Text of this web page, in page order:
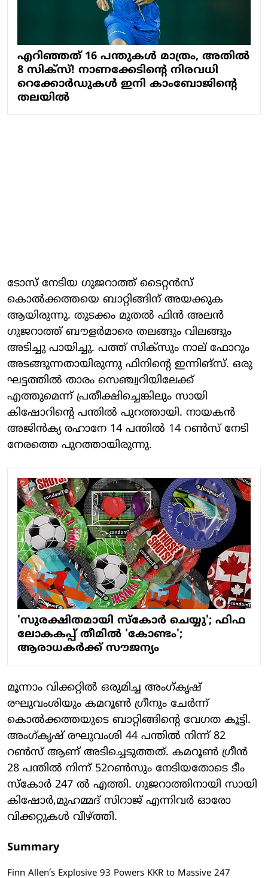
എറിഞ്ഞത് 16 പന്തുകൾ മാത്രം, അതിൽ
8 സിക്സ്! നാണക്കേടിന്റെ നിരവധി
റെക്കോർഡുകൾ ഇനി കാംബോജിന്റെ
തലയിൽ
ടോസ് നേടിയ ഗുജറാത്ത് ടൈറ്റൻസ്
കൊൽക്കത്തയെ ബാറ്റിങ്ങിന് അയക്കുക
ആയിരുന്നു. തുടക്കം മുതൽ ഫിൻ അലൻ
ഗുജറാത്ത് ബൗളർമാരെ തലങ്ങും വിലങ്ങും
അടിച്ചു പായിച്ചു. പത്ത് സിക്‌സും നാല് ഫോറും
അടങ്ങുന്നതായിരുന്നു ഫിനിന്റെ ഇന്നിങ്സ്. ഒരു
ഘട്ടത്തിൽ താരം സെഞ്ച്വറിയിലേക്ക്
എത്തുമെന്ന് പ്രതീക്ഷിച്ചെങ്കിലും സായി
കിഷോറിന്റെ പന്തിൽ പുറത്തായി. നായകൻ
അജിൻക്യ രഹാനേ 14 പന്തിൽ 14 റൺസ് നേടി
നേരത്തെ പുറത്തായിരുന്നു.
'സുരക്ഷിതമായി സ്കോർ ചെയ്യു'; ഫിഫ
ലോകകപ്പ് തീമിൽ 'കോണ്ടം';
ആരാധകർക്ക് സൗജന്യം
മൂന്നാം വിക്കറ്റിൽ ഒരുമിച്ച അംഗ്കൃഷ്
രഘുവംശിയും കമറൂണ്‍ ഗ്രീനും ചേർന്ന്
കൊൽക്കത്തയുടെ ബാറ്റിങ്ങിന്റെ വേഗത കൂട്ടി.
അംഗ്കൃഷ് രഘുവംശി 44 പന്തിൽ നിന്ന് 82
റൺസ് ആണ് അടിച്ചെടുത്തത്. കമറൂണ്‍ ഗ്രീൻ
28 പന്തിൽ നിന്ന് 52റൺസും നേടിയതോടെ ടീം
സ്കോർ 247 ൽ എത്തി. ഗുജറാത്തിനായി സായി
കിഷോർ,മുഹമ്മദ് സിറാജ് എന്നിവർ ഓരോ
വിക്കറ്റുകൾ വീഴ്ത്തി.
Summary
Finn Allen’s Explosive 93 Powers KKR to Massive 247